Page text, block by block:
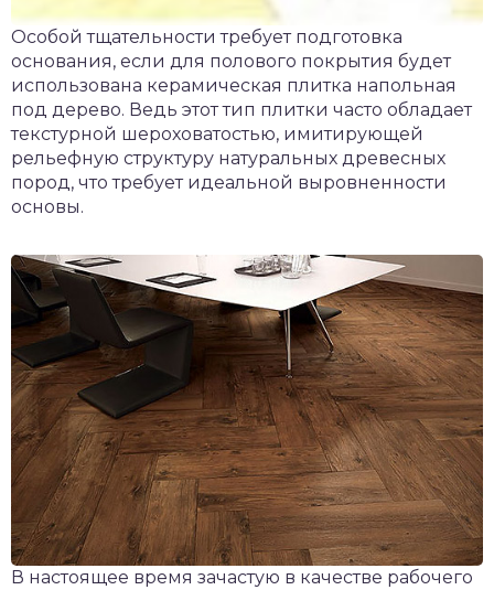
Особой тщательности требует подготовка
основания, если для полового покрытия будет
использована керамическая плитка напольная
под дерево. Ведь этот тип плитки часто обладает
текстурной шероховатостью, имитирующей
рельефную структуру натуральных древесных
пород, что требует идеальной выровненности
основы.
В настоящее время зачастую в качестве рабочего